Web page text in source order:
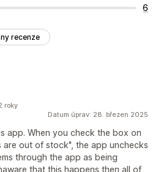
6
recenze
Datum úprav: 28. březen 2025
app. When you check the box on
are out of stock", the app unchecks
through the app as being
that this happens then all of
roky